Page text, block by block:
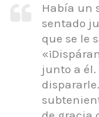
Había un
sentado
que se le
junto a él.
dispararle.